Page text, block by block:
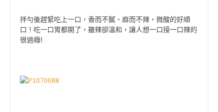
拌勻後趕緊吃上一口，香而不膩、麻而不辣，微酸的好順
口！吃一口胃都開了，雖辣卻溫和，讓人想一口接一口辣的
很過癮!